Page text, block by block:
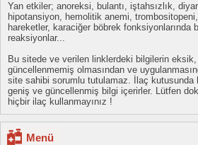
Yan etkiler; anoreksi, bulantı, iştahsızlık,
hipotansiyon, hemolitik anemi,
hareketler, karaciğer böbrek fonksiyonlarında
reaksiyonlar...
Bu sitede ve verilen linklerdeki bilgilerin eksik,
güncellenmemiş olmasından ve
site sahibi sorumlu tutulamaz. İlaç kutusunda
geniş ve güncellenmiş bilgi içerirler. Lütfen
hiçbir ilaç kullanmayınız !
Menü